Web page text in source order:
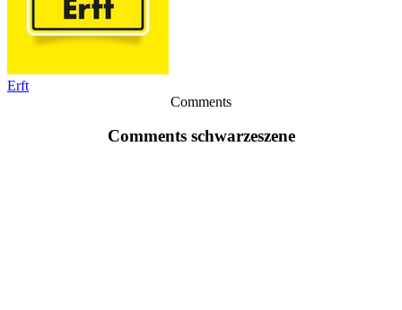
Erft
Comments
Comments schwarzeszene